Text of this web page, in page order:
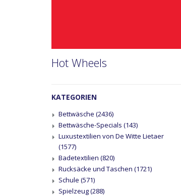
Hot Wheels
KATEGORIEN
Bettwäsche (2436)
Bettwäsche-Specials (143)
Luxustextilien von De Witte Lietaer
(1577)
Badetextilien (820)
Rucksäcke und Taschen (1721)
Schule (571)
Spielzeug(288)